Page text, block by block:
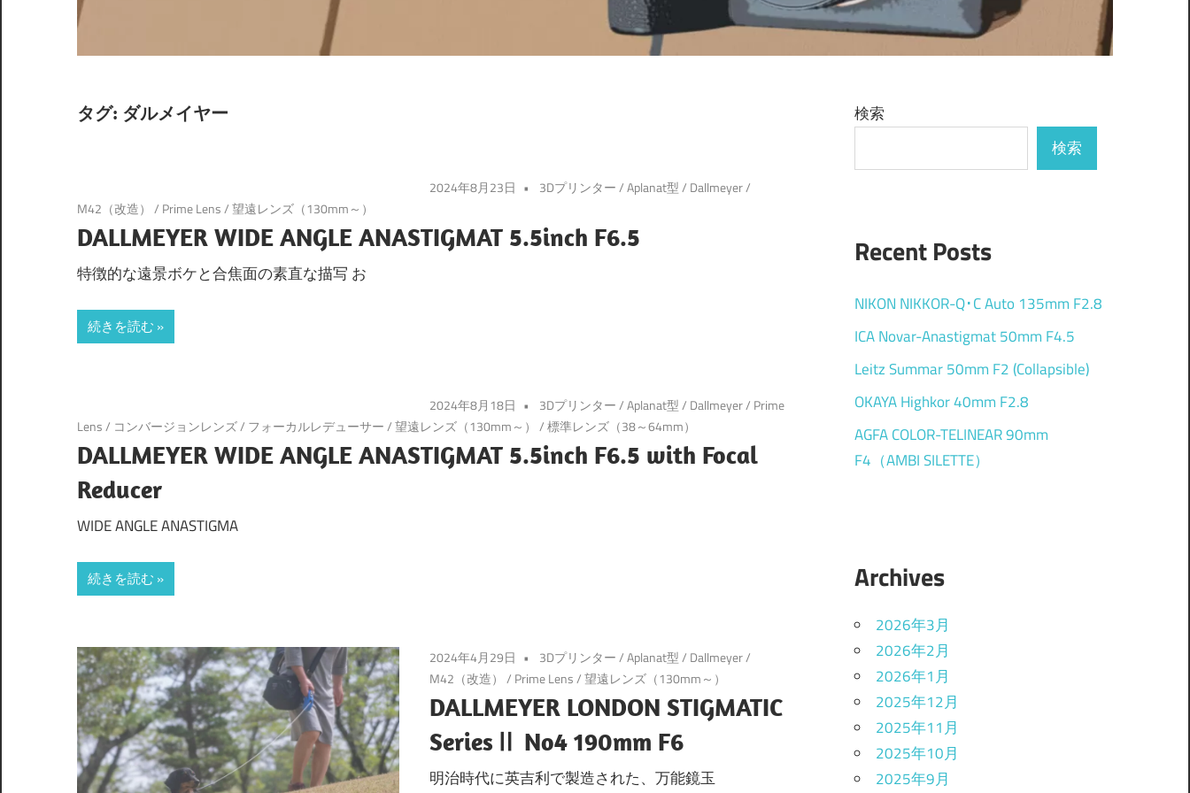
タグ: ダルメイヤー
2024年8月23日 3Dプリンター/Aplanat型/ Dallmeyer/
M42（改造） / Prime Lens/望遠レンズ（130mm～）
DALLMEYER WIDE ANGLE ANASTIGMAT 5.5inch F6.5
特徴的な遠景ボケと合焦面の素直な描写 お
続きを読む
2024年8月18日 3Dプリンター/Aplanat型/ Dallmeyer/ Prime
Lens/ コンバージョンレンズ/ フォーカルレデューサー/望遠レンズ（130mm～） /標準レンズ（38～64mm）
DALLMEYER WIDE ANGLE ANASTIGMAT 5.5inch F6.5 with Focal
Reducer
WIDE ANGLE ANASTIGMA
続きを読む
2024年4月29日 3Dプリンター/Aplanat型/ Dallmeyer/
M42（改造） / Prime Lens/望遠レンズ（130mm～）
DALLMEYER LONDON STIGMATIC
SeriesⅡ No4 190mm F6
明治時代に英吉利で製造された、万能鏡玉
検索
検索
Recent Posts
NIKON NIKKOR-Q･C Auto 135mm F2.8
ICA Novar-Anastigmat 50mm F4.5
Leitz Summar 50mm F2 (Collapsible)
OKAYA Highkor 40mm F2.8
AGFA COLOR-TELINEAR 90mm
F4（AMBI SILETTE）
Archives
2026年3月
2026年2月
2026年1月
2025年12月
2025年11月
2025年10月
2025年9月